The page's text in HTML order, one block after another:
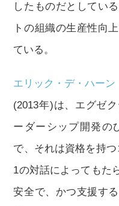
したものだとしてい
トの組織の生産性向
ている。
エリック・デ・ハー
(2013年)は、エグゼ
ーダーシップ開発の
で、それは資格を持
1の対話によってもた
安全で、かつ支援す